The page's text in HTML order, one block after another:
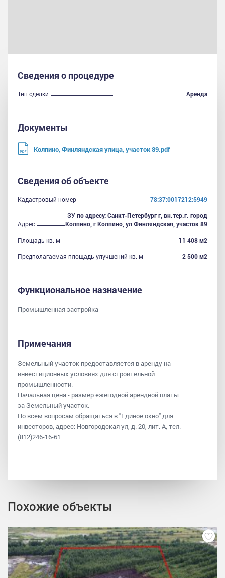
Сведения о процедуре
Тип сделки Аренда
Документы
Колпино, Финляндская улица, участок 89.pdf
Сведения об объекте
Кадастровый номер 78:37:0017212:5949
Адрес
ЗУ по адресу: Санкт-Петербург г, вн.тер.г. город
Колпино, г Колпино, ул Финляндская, участок 89
Площадь кв. м
11 408 м2
Предполагаемая площадь улучшений кв. м
2 500 м2
Функциональное назначение
Промышленная застройка
Примечания
Земельный участок предоставляется в аренду на
инвестиционных условиях для строительной
промышленности.
Начальная цена - размер ежегодной арендной платы
за Земельный участок.
По всем вопросам обращаться в "Единое окно" для
инвесторов, адрес: Новгородская ул, д. 20, лит. А, тел.
(812)246-16-61
Похожие объекты